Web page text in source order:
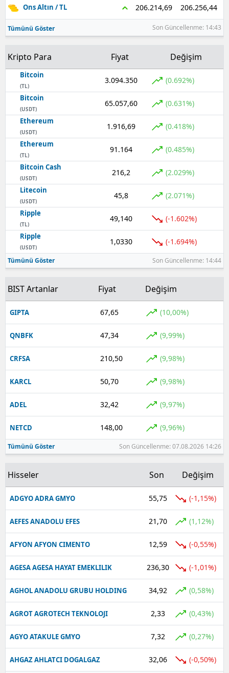
Samsun
Siirt
Sinop
Sivas
Tekirdağ
Tokat
Tunceli
Şanlıurfa
Uşak
Yozgat
Zonguldak
Aksaray
Bayburt
Karaman
Kırıkkale
Şırnak
Bartın
Ardahan
Yalova
Karabük
Kilis
Osmaniye
Düzce
Ons Altın / TL 206.214,69 206.256,44
Tümünü Göster Son Güncellenme: 14:43
Kripto Para Fiyat Değişim
Bitcoin
(TL)
3.094.350 (0.692%)
Bitcoin
(USDT)
65.057,60 (0.631%)
Ethereum
(USDT)
1.916,69 (0.418%)
Ethereum
(TL)
91.164 (0.485%)
Bitcoin Cash
(USDT)
216,2 (2.029%)
Litecoin
(USDT)
45,8 (2.071%)
Ripple
(TL)
49,140 (-1.602%)
Ripple
(USDT)
1,0330 (-1.694%)
Tümünü Göster Son Güncellenme: 14:44
BIST Artanlar Fiyat Değişim
GIPTA 67,65 (10,00%)
QNBFK 47,34 (9,99%)
CRFSA 210,50 (9,98%)
KARCL 50,70 (9,98%)
ADEL 32,42 (9,97%)
NETCD 148,00 (9,96%)
Tümünü Göster Son Güncellenme: 07.08.2026 14:26
Hisseler Son Değişim
ADGYO ADRA GMYO 55,75 (-1,15%)
AEFES ANADOLU EFES 21,70 (1,12%)
AFYON AFYON CIMENTO 12,59 (-0,55%)
AGESA AGESA HAYAT EMEKLILIK 236,30 (-1,01%)
AGHOL ANADOLU GRUBU HOLDING 34,92 (0,58%)
AGROT AGROTECH TEKNOLOJI 2,33 (0,43%)
AGYO ATAKULE GMYO 7,32 (0,27%)
AHGAZ AHLATCI DOGALGAZ 32,06 (-0,50%)